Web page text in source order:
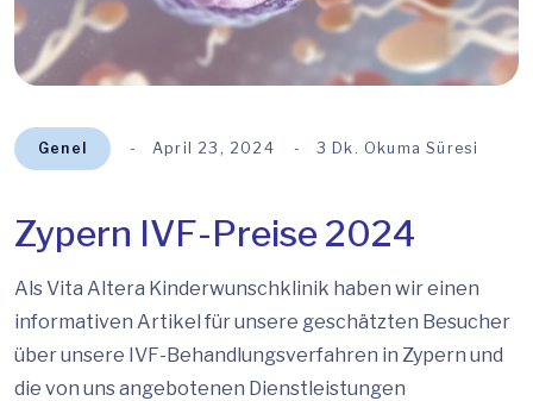
Genel April 23, 2024 3 Dk. Okuma Süresi
Zypern IVF-Preise 2024
Als Vita Altera Kinderwunschklinik haben wir einen
informativen Artikel für unsere geschätzten Besucher
über unsere IVF-Behandlungsverfahren in Zypern und
die von uns angebotenen Dienstleistungen